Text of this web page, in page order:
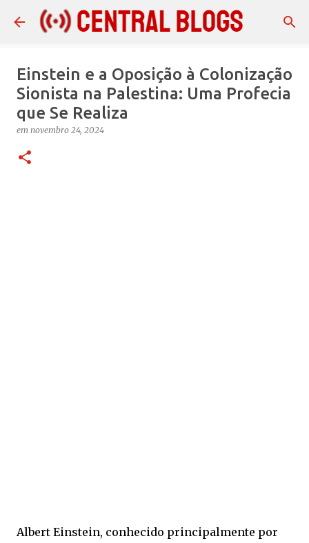
Pular para o conteúdo principal
Einstein e a Oposição à Colonização
Sionista na Palestina: Uma Profecia
que Se Realiza
em novembro 24, 2024
Albert Einstein, conhecido principalmente por